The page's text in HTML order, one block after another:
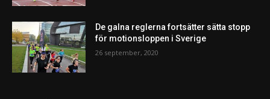
De galna reglerna fortsätter sätta stopp
för motionsloppen i Sverige
26 september, 2020